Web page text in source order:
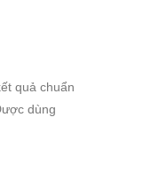
quả chuẩn
dùng